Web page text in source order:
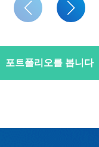
포트폴리오를 봅니다